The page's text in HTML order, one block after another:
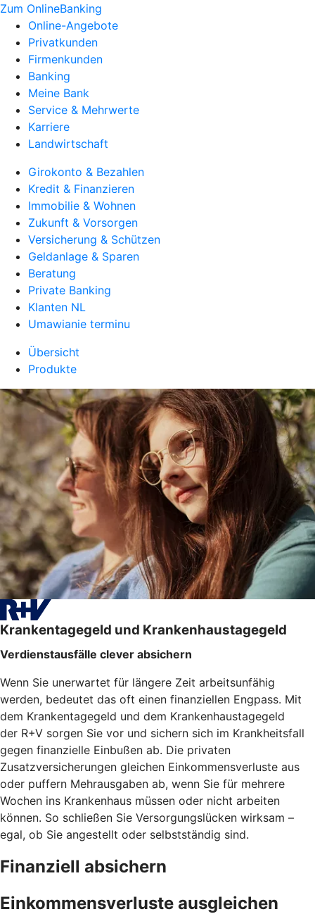
Zum OnlineBanking
Online-Angebote
Privatkunden
Firmenkunden
Banking
Meine Bank
Service & Mehrwerte
Karriere
Landwirtschaft
Girokonto & Bezahlen
Kredit & Finanzieren
Immobilie & Wohnen
Zukunft & Vorsorgen
Versicherung & Schützen
Geldanlage & Sparen
Beratung
Private Banking
Klanten NL
Umawianie terminu
Übersicht
Produkte
Krankentagegeld und Krankenhaustagegeld
Verdienstausfälle clever absichern
Wenn Sie unerwartet für längere Zeit arbeitsunfähig
werden, bedeutet das oft einen finanziellen Engpass. Mit
dem Krankentagegeld und dem Krankenhaustagegeld
der R+V sorgen Sie vor und sichern sich im Krankheitsfall
gegen finanzielle Einbußen ab. Die privaten
Zusatzversicherungen gleichen Einkommensverluste aus
oder puffern Mehrausgaben ab, wenn Sie für mehrere
Wochen ins Krankenhaus müssen oder nicht arbeiten
können. So schließen Sie Versorgungslücken wirksam –
egal, ob Sie angestellt oder selbstständig sind.
Finanziell absichern
Einkommensverluste ausgleichen